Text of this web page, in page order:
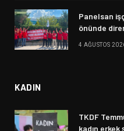
Panelsan
önünde
4 AĞUSTOS
KADIN
TKDF
kadın